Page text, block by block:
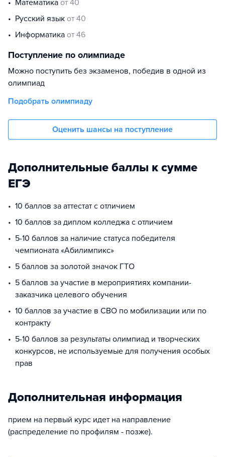
математика от 40
русский язык от 40
информатика от 46
Поступление по олимпиаде
Можно поступить без экзаменов, победив в одной из
олимпиад
Подобрать олимпиаду
Оценить шансы на поступление
Дополнительные баллы к сумме
ЕГЭ
10 баллов за аттестат с отличием
10 баллов за диплом колледжа с отличием
5-10 баллов за наличие статуса победителя
чемпионата «Абилимпикс»
5 баллов за золотой значок ГТО
5 баллов за участие в мероприятиях компании-
заказчика целевого обучения
10 баллов за участие в СВО по мобилизации или по
контракту
5-10 баллов за результаты олимпиад и творческих
конкурсов, не используемые для получения особых
прав
Дополнительная информация
прием на первый курс идет на направление
(распределение по профилям - позже).